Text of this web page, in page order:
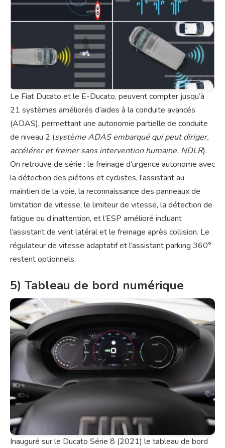
Le Fiat Ducato et le E-Ducato, peuvent compter jusqu’à
21 systèmes améliorés d’aides à la conduite avancés
(ADAS), permettant une autonomie partielle de conduite
de niveau 2 (système ADAS embarqué qui peut diriger,
accélérer et freiner sans intervention humaine. NDLR).
On retrouve de série : le freinage d’urgence autonome avec
la détection des piétons et cyclistes, l’assistant au
maintien de la voie, la reconnaissance des panneaux de
limitation de vitesse, le limiteur de vitesse, la détection de
fatigue ou d’inattention, et l’ESP amélioré incluant
l’assistant de vent latéral et le freinage après collision. Le
régulateur de vitesse adaptatif et l’assistant parking 360°
restent optionnels.
5) Tableau de bord numérique
Inauguré sur le Ducato Série 8 (2021) le tableau de bord